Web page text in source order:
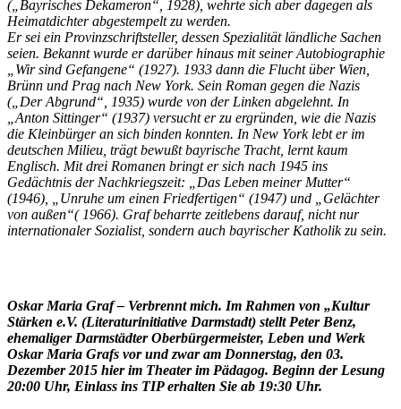
(„Bayrisches Dekameron“, 1928), wehrte sich aber dagegen als
Heimatdichter abgestempelt zu werden.
Er sei ein Provinzschriftsteller, dessen Spezialität ländliche Sachen
seien. Bekannt wurde er darüber hinaus mit seiner Autobiographie
„Wir sind Gefangene“ (1927). 1933 dann die Flucht über Wien,
Brünn und Prag nach New York. Sein Roman gegen die Nazis
(„Der Abgrund“, 1935) wurde von der Linken abgelehnt. In
„Anton Sittinger“ (1937) versucht er zu ergründen, wie die Nazis
die Kleinbürger an sich binden konnten. In New York lebt er im
deutschen Milieu, trägt bewußt bayrische Tracht, lernt kaum
Englisch. Mit drei Romanen bringt er sich nach 1945 ins
Gedächtnis der Nachkriegszeit: „Das Leben meiner Mutter“
(1946), „Unruhe um einen Friedfertigen“ (1947) und „Gelächter
von außen“( 1966). Graf beharrte zeitlebens darauf, nicht nur
internationaler Sozialist, sondern auch bayrischer Katholik zu sein.
Oskar Maria Graf – Verbrennt mich. Im Rahmen von „Kultur
Stärken e.V. (Literaturinitiative Darmstadt) stellt Peter Benz,
ehemaliger Darmstädter Oberbürgermeister, Leben und Werk
Oskar Maria Grafs vor und zwar am Donnerstag, den 03.
Dezember 2015 hier im Theater im Pädagog. Beginn der Lesung
20:00 Uhr, Einlass ins TIP erhalten Sie ab 19:30 Uhr.